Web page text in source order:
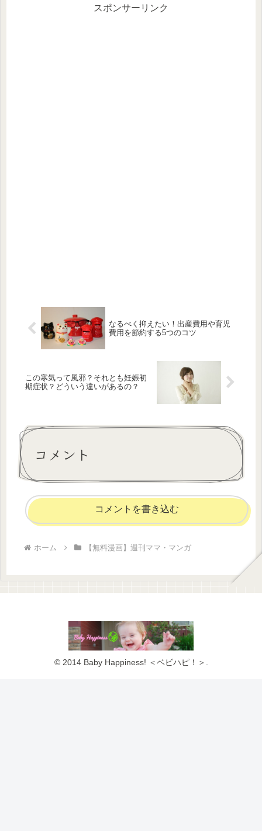
ス...
スポンサーリンク
なるべく抑えたい！出産費用や育児
費用を節約する5つのコツ
この寒気って風邪？それとも妊娠初
期症状？どういう違いがあるの？
コメント
コメントを書き込む
ホーム 【無料漫画】週刊ママ・マンガ
© 2014 Baby Happiness! ＜ベビハピ！＞.